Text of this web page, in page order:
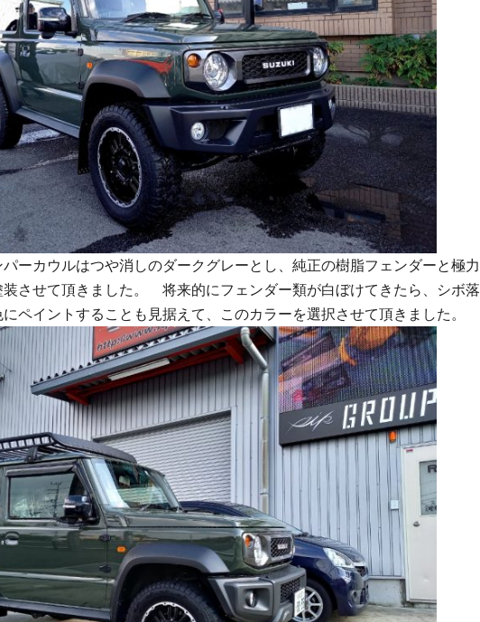
ーカウルはつや消しのダークグレーとし、純正の樹脂フェンダーと極力
装させて頂きました。 将来的にフェンダー類が白ぼけてきたら、シボ落
ペイントすることも見据えて、このカラーを選択させて頂きました。